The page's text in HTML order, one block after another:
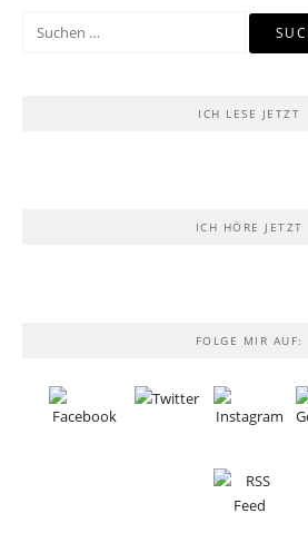
Suchen
ICH LESE JETZT
ICH HÖRE JETZT
FOLGE MIR AUF: